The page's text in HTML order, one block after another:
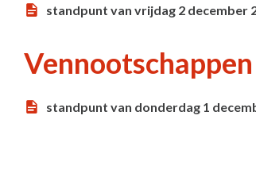
standpunt van vrijdag 2 december
standpunt van donderdag 1